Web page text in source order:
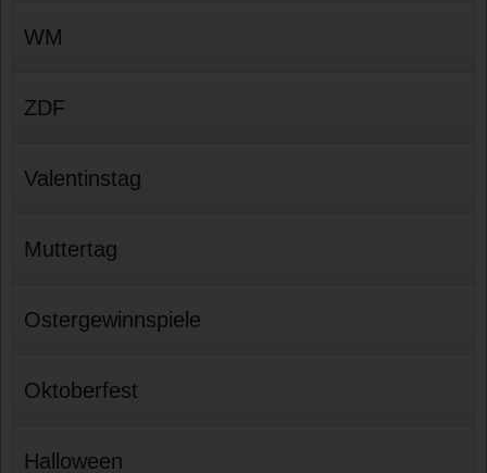
WM
ZDF
Valentinstag
Muttertag
Ostergewinnspiele
Oktoberfest
Halloween